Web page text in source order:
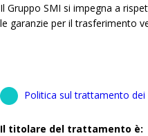
Il Gruppo SMI si impegna a
le garanzie per il trasferimento
Politica sul trattamento dei
Il titolare del trattamento è: